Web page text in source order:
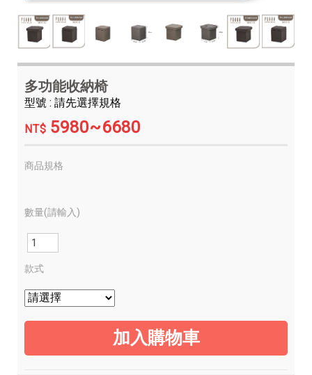
多功能收納椅
型號 : 請先選擇規格
NT$ 5980~6680
商品規格
數量(請輸入)
款式